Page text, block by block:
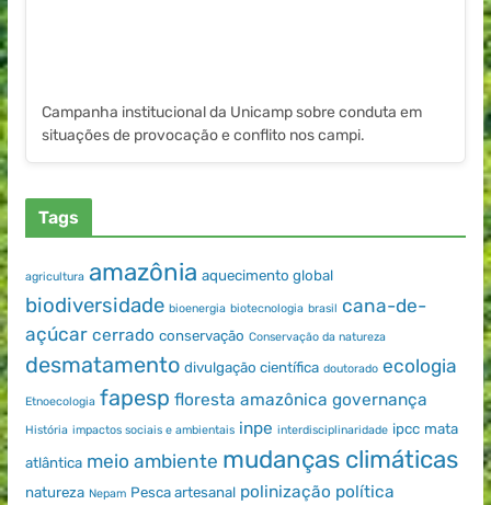
Campanha institucional da Unicamp sobre conduta em
situações de provocação e conflito nos campi.
Tags
agricultura amazônia aquecimento global
biodiversidade bioenergia biotecnologia brasil cana-de-
açúcar cerrado conservação Conservação da natureza
desmatamento divulgação científica doutorado ecologia
Etnoecologia fapesp floresta amazônica governança
História impactos sociais e ambientais inpe interdisciplinaridade ipcc mata
atlântica meio ambiente mudanças climáticas
natureza Nepam Pesca artesanal polinização política